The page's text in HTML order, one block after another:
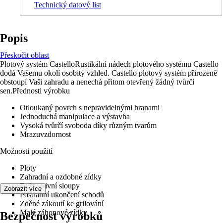
Technický datový list
Popis
Přeskočit oblast
Plotový systém CastelloRustikální nádech plotového systému Castello
dodá Vašemu okolí osobitý vzhled. Castello plotový systém přirozeně
obstoupí Vaši zahradu a nenechá přitom otevřený žádný tvůrčí
sen.Přednosti výrobku
Otloukaný povrch s nepravidelnými hranami
Jednoduchá manipulace a výstavba
Vysoká tvůrčí svoboda díky různým tvarům
Mrazuvzdornost
Možnosti použití
Ploty
Zahradní a ozdobné zídky
Dekorativní sloupy
Postranní ukončení schodů
Zděné zákoutí ke grilování
Malé záhonové zídky
Zobrazit více
Bezpečnost výrobků